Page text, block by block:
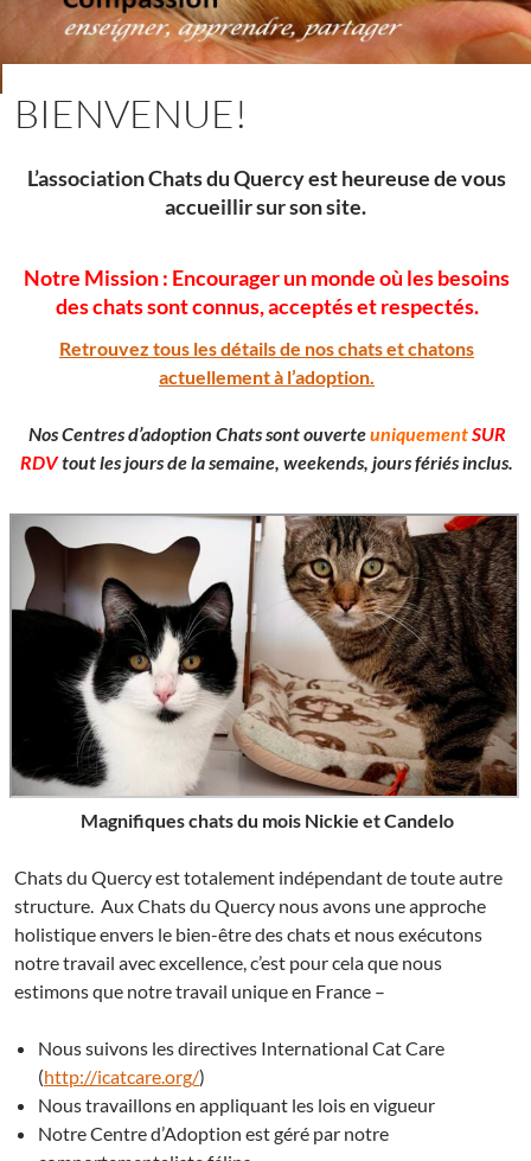
BIENVENUE!
L’association Chats du Quercy est heureuse de vous
accueillir sur son site.
Notre Mission : Encourager un monde où les besoins
des chats sont connus, acceptés et respectés.
Retrouvez tous les détails de nos chats et chatons
actuellement à l’adoption.
Nos Centres d’adoption Chats sont ouverteuniquementSUR
RDVtout les jours de la semaine, weekends, jours fériés inclus.
Magnifiques chats du mois Nickie et Candelo
Chats du Quercy est totalement indépendant de toute autre
structure. Aux Chats du Quercy nous avons une approche
holistique envers le bien-être des chats et nous exécutons
notre travail avec excellence, c’est pour cela que nous
estimons que notre travail unique en France –
Nous suivons les directives International Cat Care
(http://icatcare.org/)
Nous travaillons en appliquant les lois en vigueur
Notre Centre d’Adoption est géré par notre